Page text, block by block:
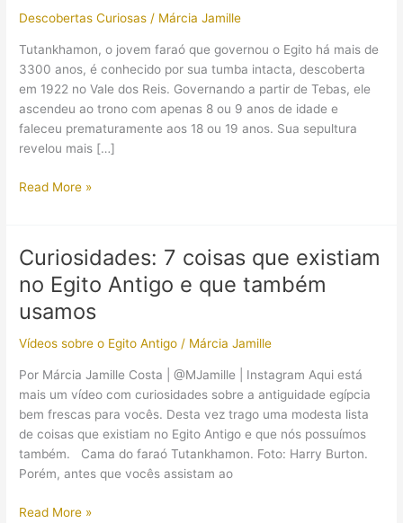
Descobertas Curiosas / Márcia Jamille
Tutankhamon, o jovem faraó que governou o Egito há mais de
3300 anos, é conhecido por sua tumba intacta, descoberta
em 1922 no Vale dos Reis. Governando a partir de Tebas, ele
ascendeu ao trono com apenas 8 ou 9 anos de idade e
faleceu prematuramente aos 18 ou 19 anos. Sua sepultura
revelou mais […]
A
Tutankhamon:
não
é
forma
você
imagina!
Read More »
Curiosidades: 7 coisas que existiam
no Egito Antigo e que também
usamos
Vídeos sobre o Egito Antigo / Márcia Jamille
Por Márcia Jamille Costa | @MJamille | Instagram Aqui está
mais um vídeo com curiosidades sobre a antiguidade egípcia
bem frescas para vocês. Desta vez trago uma modesta lista
de coisas que existiam no Egito Antigo e que nós possuímos
também. Cama do faraó Tutankhamon. Foto: Harry Burton.
Porém, antes que vocês assistam ao
Curiosidades:
Read More »